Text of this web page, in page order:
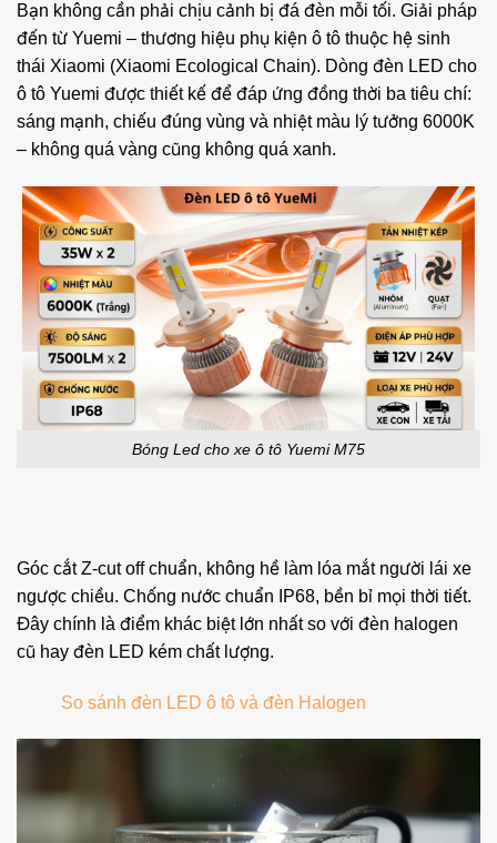
Bạn không cần phải chịu cảnh bị đá đèn mỗi tối. Giải pháp
đến từ Yuemi – thương hiệu phụ kiện ô tô thuộc hệ sinh
thái Xiaomi (Xiaomi Ecological Chain). Dòng đèn LED cho
ô tô Yuemi được thiết kế để đáp ứng đồng thời ba tiêu chí:
sáng mạnh, chiếu đúng vùng và nhiệt màu lý tưởng 6000K
– không quá vàng cũng không quá xanh.
Bóng Led cho xe ô tô Yuemi M75
Góc cắt Z-cut off chuẩn, không hề làm lóa mắt người lái xe
ngược chiều. Chống nước chuẩn IP68, bền bỉ mọi thời tiết.
Đây chính là điểm khác biệt lớn nhất so với đèn halogen
cũ hay đèn LED kém chất lượng.
So sánh đèn LED ô tô và đèn Halogen